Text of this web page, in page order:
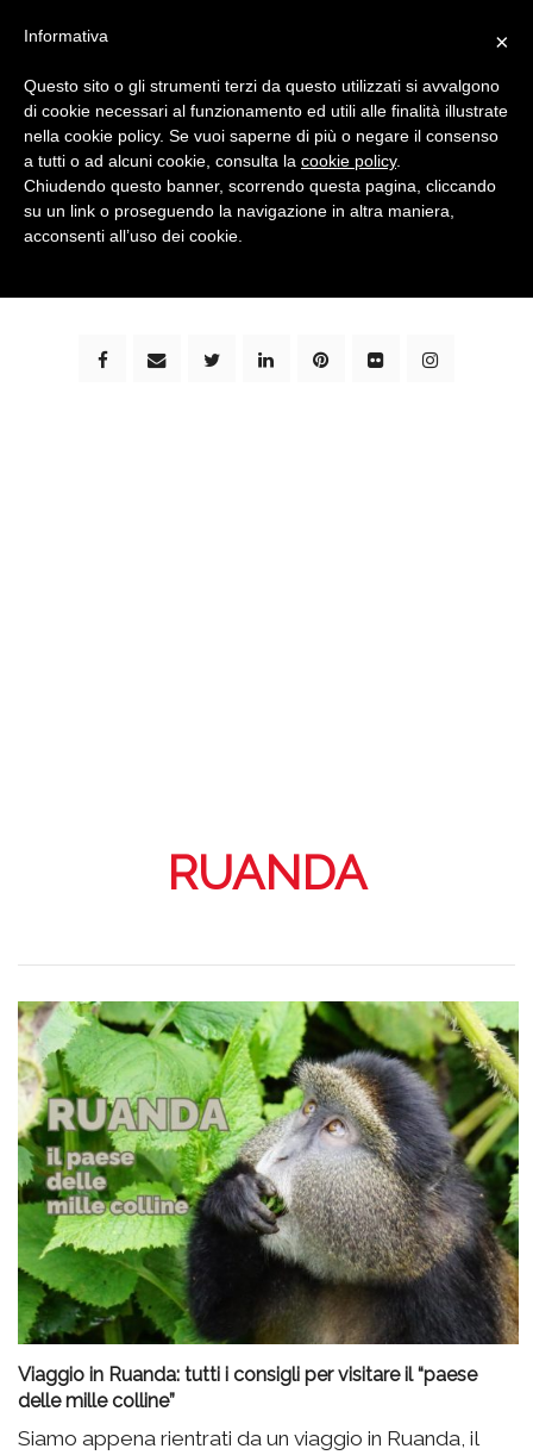
bimbi e viaggi - family travel blog: community #1 in
RUANDA
Viaggio in Ruanda: tutti i consigli per visitare il “paese
delle mille colline”
Siamo appena rientrati da un viaggio in Ruanda, il
×
Informativa
Questo sito o gli strumenti terzi da questo utilizzati si avvalgono
di cookie necessari al funzionamento ed utili alle finalità illustrate
nella cookie policy. Se vuoi saperne di più o negare il consenso
a tutti o ad alcuni cookie, consulta la cookie policy.
Chiudendo questo banner, scorrendo questa pagina, cliccando
su un link o proseguendo la navigazione in altra maniera,
acconsenti all’uso dei cookie.